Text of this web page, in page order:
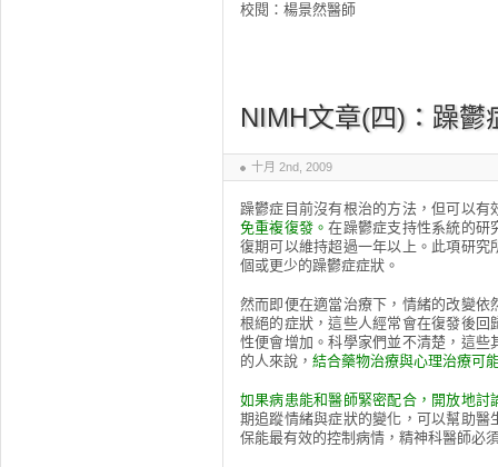
校閱：楊景然醫師
NIMH文章(四)：躁
十月 2nd, 2009
躁鬱症目前沒有根治的方法，但可以有
免重複復發。在躁鬱症支持性系統的研
復期可以維持超過一年以上。此項研
個或更少的躁鬱症症狀。
然而即便在適當治療下，情緒的改變
根絕的症狀，這些人經常會在復發後
性便會增加。科學家們並不清楚，這
的人來說， 結合藥物治療與心理治療可
如果病患能和醫師緊密配合，開放地
期追蹤情緒與症狀的變化，可以幫助
保能最有效的控制病情，精神科醫師必